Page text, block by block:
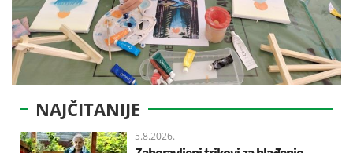
NAJČITANIJE
5.8.2026.